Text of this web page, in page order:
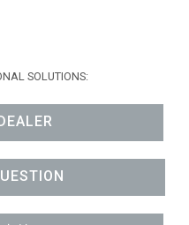
SOLUTIONS: